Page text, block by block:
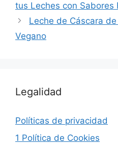
tus Leches con Sabores
Leche de Cáscara
Vegano
Legalidad
Políticas de privacidad
1 Política de Cookies